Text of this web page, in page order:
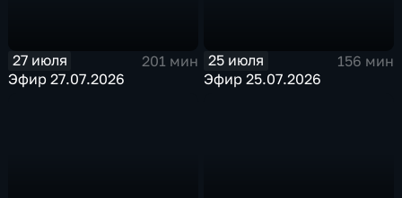
27 июля
201 мин
Эфир 27.07.2026
25 июля
156 мин
Эфир 25.07.2026